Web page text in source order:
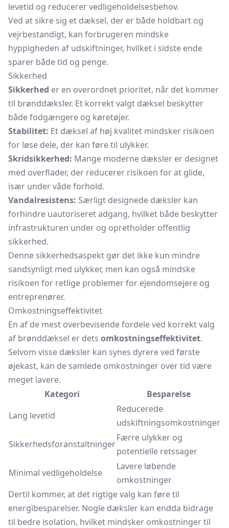
levetid og reducerer vedligeholdelsesbehov.
Ved at sikre sig et dæksel, der er både holdbart og
vejrbestandigt, kan forbrugeren mindske
hyppigheden af udskiftninger, hvilket i sidste ende
sparer både tid og penge.
Sikkerhed
Sikkerhed er en overordnet prioritet, når det kommer
til brønddæksler. Et korrekt valgt dæksel beskytter
både fodgængere og køretøjer.
Stabilitet: Et dæksel af høj kvalitet mindsker risikoen
for løse dele, der kan føre til ulykker.
Skridsikkerhed: Mange moderne dæksler er designet
med overflader, der reducerer risikoen for at glide,
især under våde forhold.
Vandalresistens: Særligt designede dæksler kan
forhindre uautoriseret adgang, hvilket både beskytter
infrastrukturen under og opretholder offentlig
sikkerhed.
Denne sikkerhedsaspekt gør det ikke kun mindre
sandsynligt med ulykker, men kan også mindske
risikoen for retlige problemer for ejendomsejere og
entreprenører.
Omkostningseffektivitet
En af de mest overbevisende fordele ved korrekt valg
af brønddæksel er dets omkostningseffektivitet.
Selvom visse dæksler kan synes dyrere ved første
øjekast, kan de samlede omkostninger over tid være
meget lavere.
Kategori
Besparelse
Lang levetid
Reducerede
udskiftningsomkostninger
Sikkerhedsforanstaltninger
Færre ulykker og
potentielle retssager
Minimal vedligeholdelse
Lavere løbende
omkostninger
Dertil kommer, at det rigtige valg kan føre til
energibesparelser. Nogle dæksler kan endda bidrage
til bedre isolation, hvilket mindsker omkostninger til